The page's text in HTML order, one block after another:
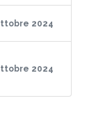
2024
2024